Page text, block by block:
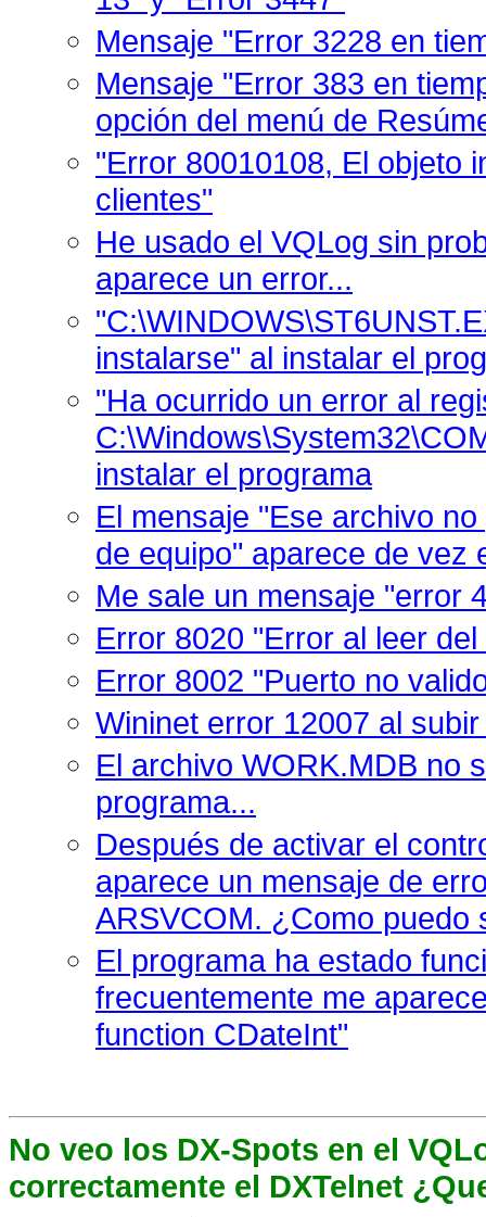
Mensaje "Error 3228 en
Mensaje "Error 383 en
opción del menú de
"Error 80010108, El objeto
clientes"
He usado el VQLog sin
aparece un error...
instalarse" al instalar el
"Ha ocurrido un error al
instalar el programa
El mensaje "Ese archivo
de equipo" aparece de vez
Me sale un mensaje "error
Error 8020 "Error al leer
Error 8002 "Puerto no
Wininet error 12007 al
El archivo WORK.MDB no
programa...
Después de activar el
aparece un mensaje de
ARSVCOM. ¿Como puedo
El programa ha estado
frecuentemente me
function CDateInt"
No veo los DX-Spots en el
correctamente el DXTelnet